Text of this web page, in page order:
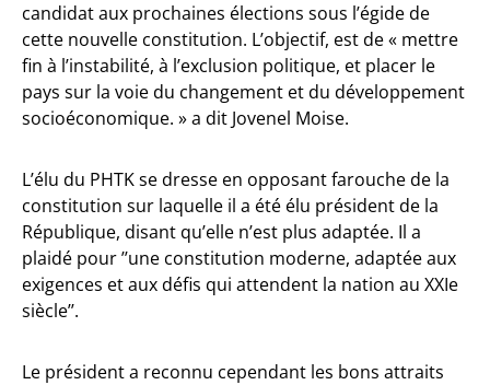
candidat aux prochaines élections sous l’égide de
cette nouvelle constitution. L’objectif, est de « mettre
fin à l’instabilité, à l’exclusion politique, et placer le
pays sur la voie du changement et du développement
socioéconomique. » a dit Jovenel Moise.
L’élu du PHTK se dresse en opposant farouche de la
constitution sur laquelle il a été élu président de la
République, disant qu’elle n’est plus adaptée. Il a
plaidé pour ’’une constitution moderne, adaptée aux
exigences et aux défis qui attendent la nation au XXIe
siècle’’.
Le président a reconnu cependant les bons attraits